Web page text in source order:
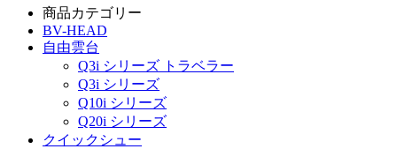
商品カテゴリー
BV-HEAD
自由雲台
Q3i シリーズ トラベラー
Q3i シリーズ
Q10i シリーズ
Q20i シリーズ
クイックシュー